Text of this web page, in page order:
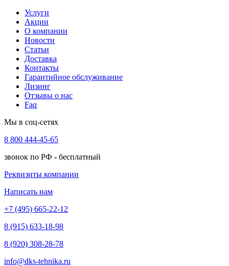
Услуги
Акции
О компании
Новости
Статьи
Доставка
Контакты
Гарантийное обслуживание
Лизинг
Отзывы о нас
Faq
Мы в соц-сетях
8 800 444-45-65
звонок по РФ - бесплатный
Реквизиты компании
Написать нам
+7 (495) 665-22-12
8 (915) 633-18-98
8 (920) 308-28-78
info@dks-tehnika.ru